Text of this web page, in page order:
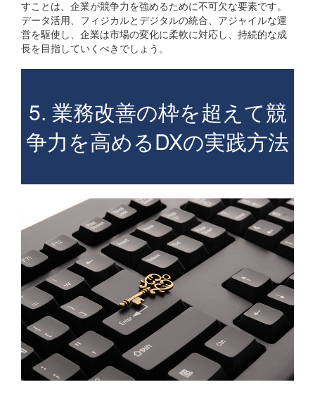
すことは、企業が競争力を強めるために不可欠な要素です。
データ活用、フィジカルとデジタルの統合、アジャイルな運
営を駆使し、企業は市場の変化に柔軟に対応し、持続的な成
長を目指していくべきでしょう。
5. 業務改善の枠を超えて競
争力を高めるDXの実践方法